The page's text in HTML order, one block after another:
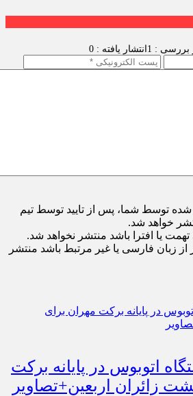
بررسی : 1 انتشار یافته : 0
شده توسط شما، پس از تایید توسط تیم
خواهد شد.
یا افترا باشد منتشر نخواهد شد.
از زبان فارسی یا غیر مرتبط باشد منتشر
۷۱۴ دستگاه اتوبوس در پایانه برکت
زائران اربعین+تصاویر